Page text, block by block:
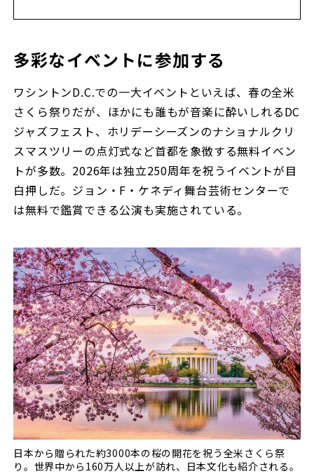
多彩なイベントに参加する
ワシントンD.C.での一大イベントといえば、春の全米
さくら祭りだが、ほかにも誰もが音楽に酔いしれるDC
ジャズフェスト、ホリデーシーズンのナショナルクリ
スマスツリーの点灯式など首都を象徴する無料イベン
トが多数。2026年は独立250周年を祝うイベントが目
白押しだ。ジョン・F・ケネディ舞台芸術センターで
は無料で鑑賞できる公演も実施されている。
日本から贈られた約3000本の桜の開花を祝う全米さくら祭
り。世界中から160万人以上が訪れ、日本文化も紹介される。